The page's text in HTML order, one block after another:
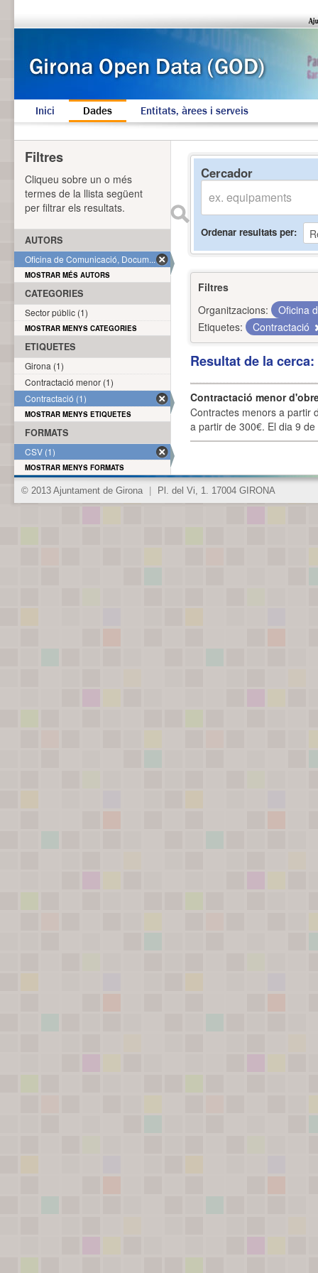
Inici Dades Entitats, àrees i serveis
Cercador
Ordenar resultats per
Filtres
Organitzacions:
Oficina
Etiquetes:
Contractació
Resultat de la
Contractació menor
Contractes menors a partir
a partir de 300€. El dia 9
Filtres
Cliqueu sobre un o més
termes de la llista següent
per filtrar els resultats.
AUTORS
Oficina de Comunicació, Docum... (1)
MOSTRAR MÉS AUTORS
CATEGORIES
Sector públic (1)
MOSTRAR MENYS CATEGORIES
ETIQUETES
Girona (1)
Contractació menor (1)
Contractació (1)
MOSTRAR MENYS ETIQUETES
FORMATS
CSV (1)
MOSTRAR MENYS FORMATS
© 2013 Ajuntament de Girona Pl. del Vi, 1. 17004 GIRONA